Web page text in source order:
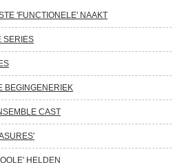
'FUNCTIONELE' NAAKT
SERIES
BEGINGENERIEK
CAST
HELDEN